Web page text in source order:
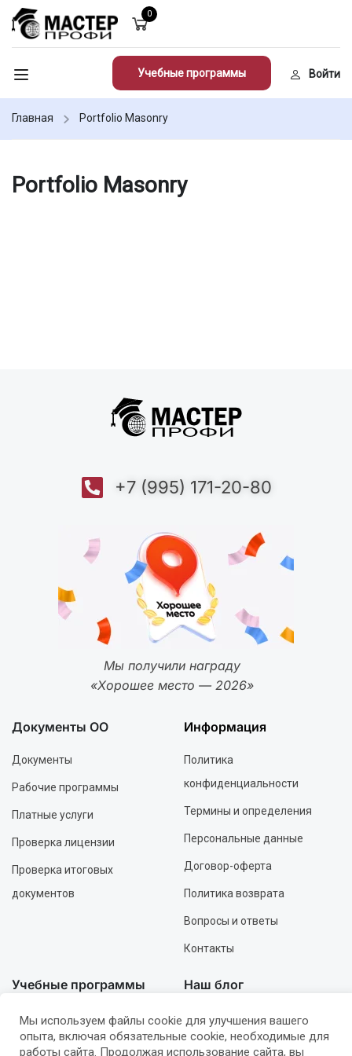
0
Учебные программы Войти
Главная Portfolio Masonry
Portfolio Masonry
+7 (995) 171-20-80
Мы получили награду
«Хорошее место — 2026»
Документы ОО
Документы
Рабочие программы
Платные услуги
Проверка лицензии
Проверка итоговых
документов
Информация
Политика
конфиденциальности
Термины и определения
Персональные данные
Договор-оферта
Политика возврата
Вопросы и ответы
Контакты
Учебные программы
Профессиональные
Инструкторские
Наш блог
Всё о СанПиНе
Гигиена и безопасность
Мы используем файлы cookie для улучшения вашего
опыта, включая обязательные cookie, необходимые для
работы сайта. Продолжая использование сайта, вы